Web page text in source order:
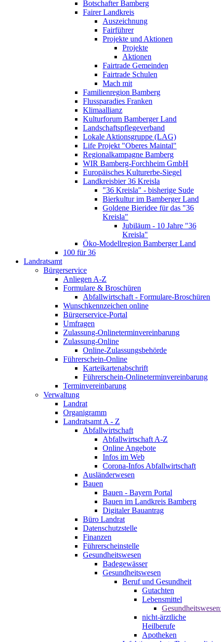
Botschafter Bamberg
Fairer Landkreis
Auszeichnung
Fairführer
Projekte und Aktionen
Projekte
Aktionen
Fairtrade Gemeinden
Fairtrade Schulen
Mach mit
Familienregion Bamberg
Flussparadies Franken
Klimaallianz
Kulturforum Bamberger Land
Landschaftspflegeverband
Lokale Aktionsgruppe (LAG)
Life Projekt "Oberes Maintal"
Regionalkampagne Bamberg
WIR Bamberg-Forchheim GmbH
Europäisches Kulturerbe-Siegel
Landkreisbier 36 Kreisla
"36 Kreisla" - bisherige Sude
Bierkultur im Bamberger Land
Goldene Bieridee für das "36
Kreisla"
Jubiläum - 10 Jahre "36
Kreisla"
Öko-Modellregion Bamberger Land
100 für 36
Landratsamt
Bürgerservice
Anliegen A-Z
Formulare & Broschüren
Abfallwirtschaft - Formulare-Broschüren
Wunschkennzeichen online
Bürgerservice-Portal
Umfragen
Zulassung-Onlineterminvereinbarung
Zulassung-Online
Online-Zulassungsbehörde
Führerschein-Online
Karteikartenabschrift
Führerschein-Onlineterminvereinbarung
Terminvereinbarung
Verwaltung
Landrat
Organigramm
Landratsamt A - Z
Abfallwirtschaft
Abfallwirtschaft A-Z
Online Angebote
Infos im Web
Corona-Infos Abfallwirtschaft
Ausländerwesen
Bauen
Bauen - Bayern Portal
Bauen im Landkreis Bamberg
Digitaler Bauantrag
Büro Landrat
Datenschutzstelle
Finanzen
Führerscheinstelle
Gesundheitswesen
Badegewässer
Gesundheitswesen
Beruf und Gesundheit
Gutachten
Lebensmittel
nicht-ärztliche
Heilberufe
Apotheken